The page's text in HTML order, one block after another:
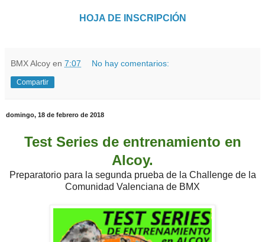
HOJA DE INSCRIPCIÓN
BMX Alcoy en 7:07 No hay comentarios:
Compartir
domingo, 18 de febrero de 2018
Test Series de entrenamiento en
Alcoy.
Preparatorio para la segunda prueba de la Challenge de la
Comunidad Valenciana de BMX